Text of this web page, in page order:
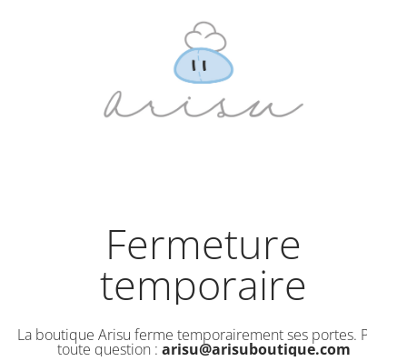
Fermeture
temporaire
La boutique Arisu ferme temporairement ses portes. Pour
toute question : arisu@arisuboutique.com